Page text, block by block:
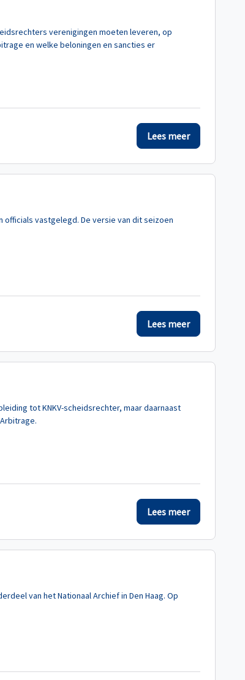
verenigingen moeten leveren, op
en welke beloningen en sancties er
Lees meer
vastgelegd. De versie van dit seizoen
Lees meer
tot KNKV-scheidsrechter, maar daarnaast
Lees meer
van het Nationaal Archief in Den Haag. Op